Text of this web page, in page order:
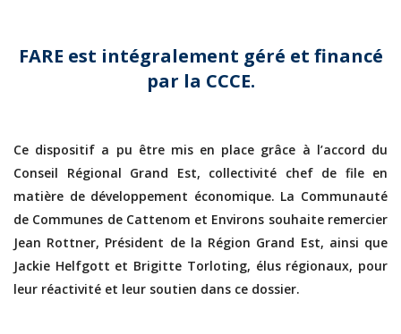
FARE est intégralement géré et financé
par la CCCE.
Ce dispositif a pu être mis en place grâce à l’accord du
Conseil Régional Grand Est, collectivité chef de file en
matière de développement économique. La Communauté
de Communes de Cattenom et Environs souhaite remercier
Jean Rottner, Président de la Région Grand Est, ainsi que
Jackie Helfgott et Brigitte Torloting, élus régionaux, pour
leur réactivité et leur soutien dans ce dossier.